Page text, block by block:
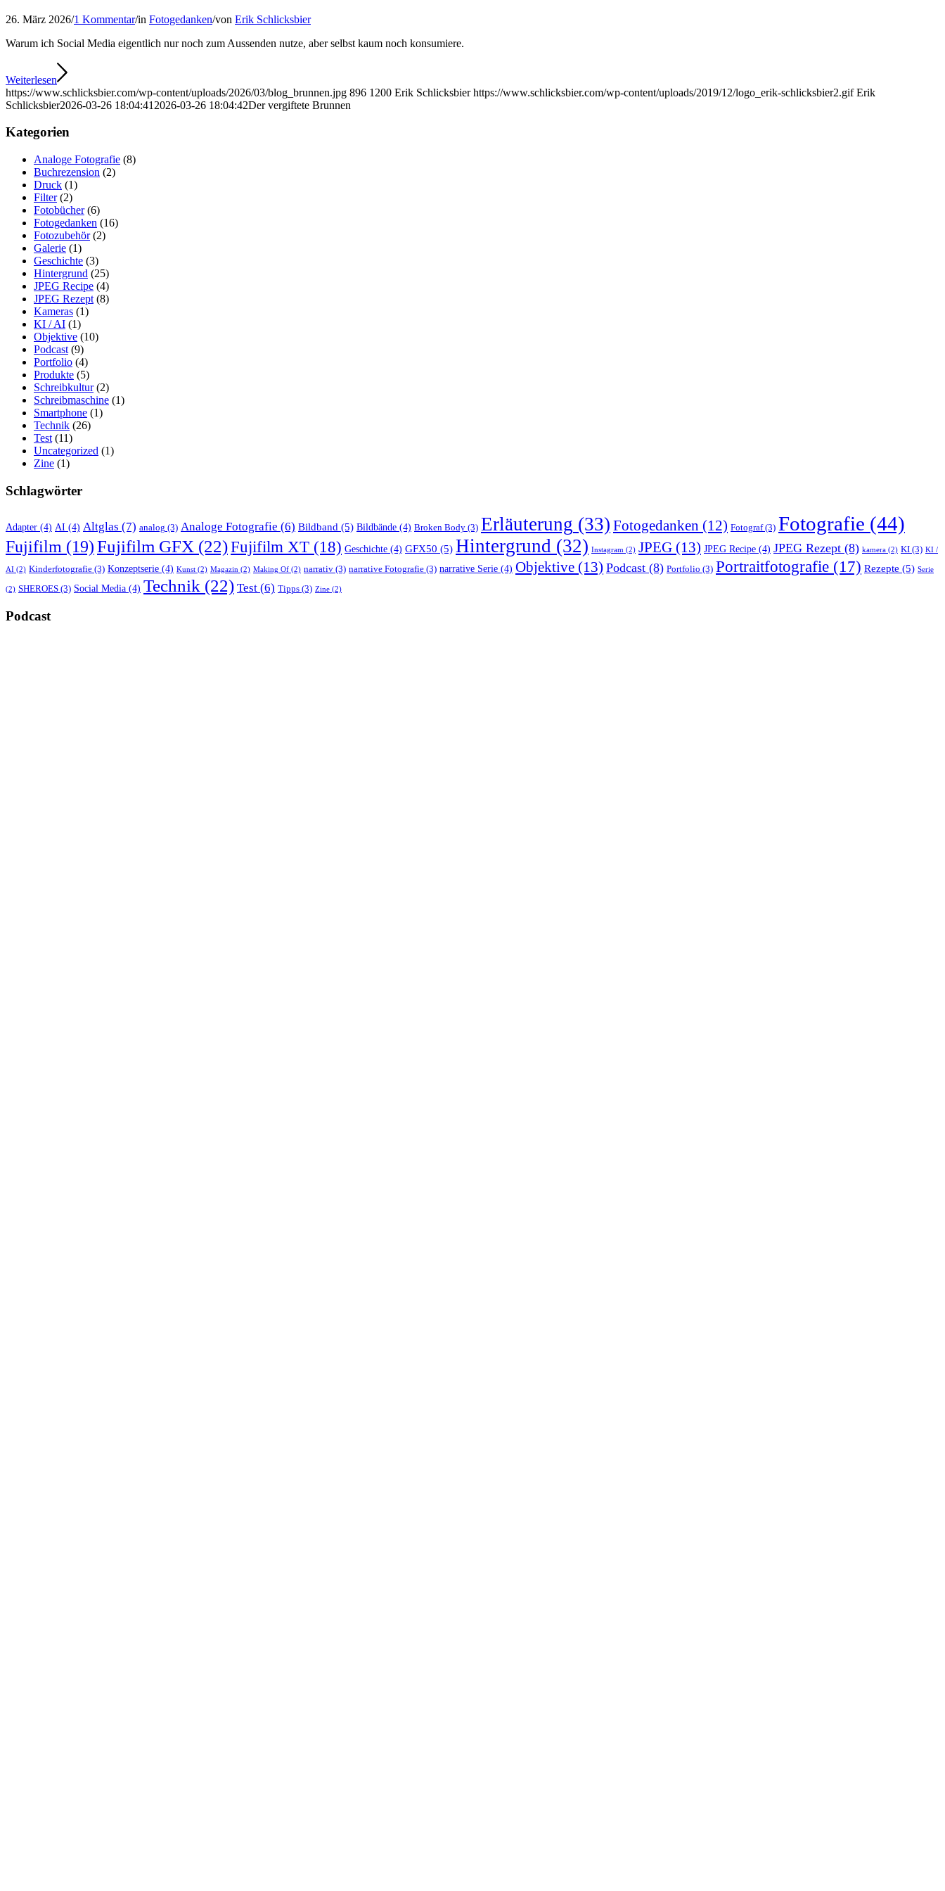
26. März 2026/1 Kommentar/in Fotogedanken/von Erik Schlicksbier
Warum ich Social Media eigentlich nur noch zum Aussenden nutze, aber selbst kaum noch konsumiere.
Weiterlesen
https://www.schlicksbier.com/wp-content/uploads/2026/03/blog_brunnen.jpg 896 1200 Erik Schlicksbier https://www.schlicksbier.com/wp-content/uploads/2019/12/logo_erik-schlicksbier2.gif Erik
Schlicksbier2026-03-26 18:04:41 2026-03-26 18:04:42Der vergiftete Brunnen
Kategorien
Analoge Fotografie (8)
Buchrezension (2)
Druck (1)
Filter(2)
Fotobücher(6)
Fotogedanken (16)
Fotozubehör(2)
Galerie (1)
Geschichte (3)
Hintergrund (25)
JPEG Recipe (4)
JPEG Rezept (8)
Kameras (1)
KI / AI (1)
Objektive (10)
Podcast (9)
Portfolio (4)
Produkte (5)
Schreibkultur(2)
Schreibmaschine (1)
Smartphone (1)
Technik (26)
Test (11)
Uncategorized (1)
Zine (1)
Schlagwörter
Adapter (4) AI (4) Altglas (7) analog (3) Analoge Fotografie (6) Bildband (5) Bildbände (4) Broken Body (3) Erläuterung (33) Fotogedanken (12) Fotograf(3) Fotografie (44)
Fujifilm (19)Fujifilm GFX (22)Fujifilm XT (18) Geschichte (4) GFX50 (5) Hintergrund (32) Instagram (2) JPEG (13) JPEG Recipe (4) JPEG Rezept (8) kamera (2) KI (3) KI /
AI (2) Kinderfotografie (3) Konzeptserie (4) Kunst (2) Magazin (2) Making Of (2) narrativ (3) narrative Fotografie (3) narrative Serie (4) Objektive (13) Podcast (8) Portfolio (3) Portraitfotografie (17) Rezepte (5) Serie
(2) SHEROES (3) Social Media (4) Technik (22) Test (6) Tipps (3) Zine (2)
Podcast